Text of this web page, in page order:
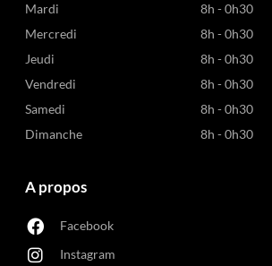
Mardi
8h - 0h30
Mercredi
8h - 0h30
Jeudi
8h - 0h30
Vendredi
8h - 0h30
Samedi
8h - 0h30
Dimanche
8h - 0h30
A propos
Facebook
Instagram